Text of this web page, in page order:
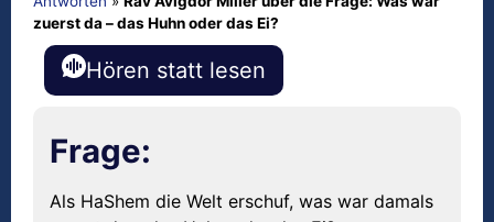
zuerst da – das Huhn oder das Ei?
Hören statt lesen
Frage:
Als HaShem die Welt erschuf, was war damals